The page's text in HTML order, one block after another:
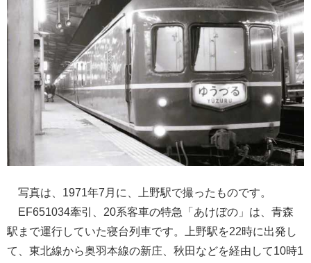
写真は、 1971年7 月に、上野駅で撮ったものです。
EF651034牽引、 20系客車の特急「あけぼの」は、青森
駅まで運行していた寝台列車です。上野駅を22時に出発し
て、東北線から奥羽本線の新庄、秋田などを経由して10時1